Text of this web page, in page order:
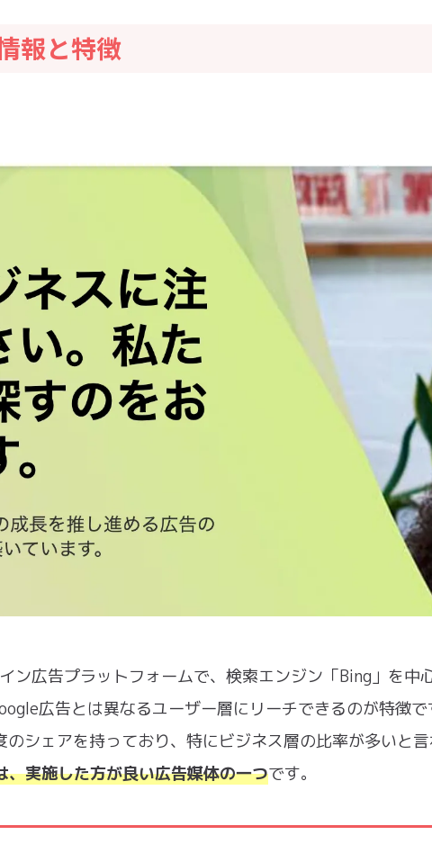
報と特徴
広告プラットフォームで、検索エンジン「Bing」を中
広告とは異なるユーザー層にリーチできるのが特徴で
シェアを持っており、特にビジネス層の比率が多いと
実施した方が良い広告媒体の一つです。